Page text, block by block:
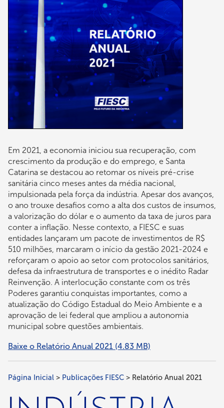
Em 2021, a economia iniciou sua recuperação, com
crescimento da produção e do emprego, e Santa
Catarina se destacou ao retomar os níveis pré-crise
sanitária cinco meses antes da média nacional,
impulsionada pela força da indústria. Apesar dos avanços,
o ano trouxe desafios como a alta dos custos de insumos,
a valorização do dólar e o aumento da taxa de juros para
conter a inflação. Nesse contexto, a FIESC e suas
entidades lançaram um pacote de investimentos de R$
510 milhões, marcaram o início da gestão 2021-2024 e
reforçaram o apoio ao setor com protocolos sanitários,
defesa da infraestrutura de transportes e o inédito Radar
Reinvenção. A interlocução constante com os três
Poderes garantiu conquistas importantes, como a
atualização do Código Estadual do Meio Ambiente e a
aprovação de lei federal que ampliou a autonomia
municipal sobre questões ambientais.
Baixe o Relatório Anual 2021 (4.83 MB)
Trilha
de
Página Inicial Publicações FIESC Relatório Anual 2021